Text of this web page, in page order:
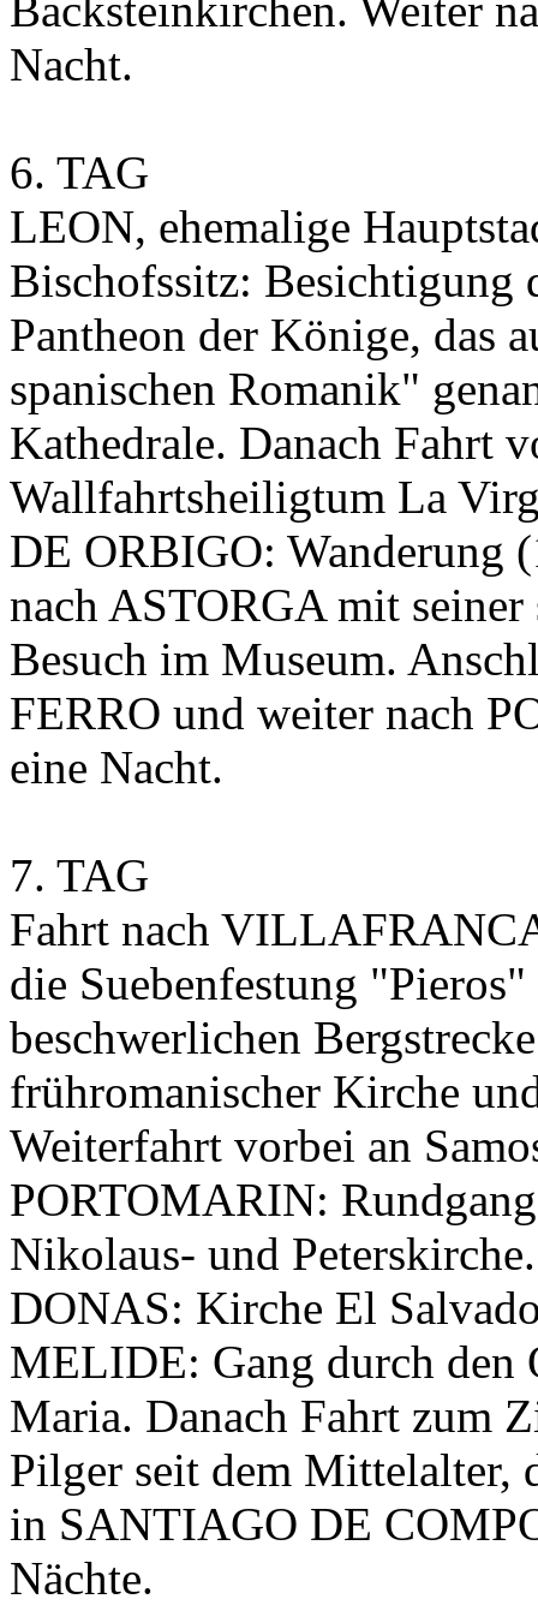
Nacht.
6. TAG
LEON, ehemalige
Bischofssitz: Besichtigung
Pantheon der Könige, das
spanischen Romanik"
Kathedrale. Danach Fahrt
Wallfahrtsheiligtum La
DE ORBIGO: Wanderung
nach ASTORGA mit
Besuch im Museum.
FERRO und weiter nach
eine Nacht.
7. TAG
Fahrt nach
die Suebenfestung
beschwerlichen
frühromanischer Kirche
Weiterfahrt vorbei an
PORTOMARIN:
Nikolaus- und
DONAS: Kirche El
MELIDE: Gang durch den
Maria. Danach Fahrt zum
Pilger seit dem Mittelalter,
in SANTIAGO DE
Nächte.